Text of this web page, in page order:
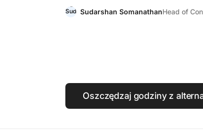
Sudarshan SomanathanHead of
Oszczędzaj godziny z